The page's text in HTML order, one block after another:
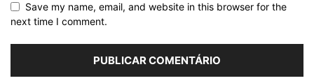
Save my name, email, and website in this browser for the
next time I comment.